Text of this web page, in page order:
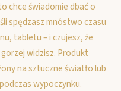
chce świadomie dbać o
spędzasz mnóstwo czasu
tabletu – i czujesz, że
widzisz. Produkt
na sztuczne światło lub
wypoczynku.